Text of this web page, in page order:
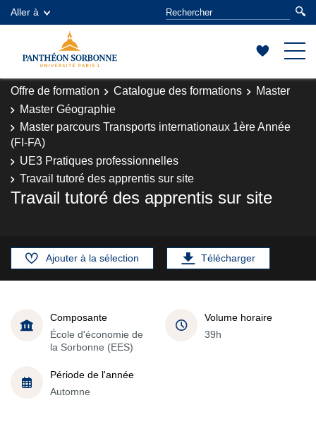
Aller à
Offre de formation Catalogue des formations
Master
Master Géographie
Master parcours Transports internationaux 1ère Année
(FI-FA)
UE3 Pratiques professionnelles
Travail tutoré des apprentis sur site
Travail tutoré des apprentis sur site
Ajouter à la sélection Télécharger
Composante
École d'économie de
la Sorbonne (EES)
Volume horaire
39h
Période de l'année
Automne